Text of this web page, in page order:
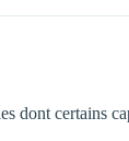
dont certains